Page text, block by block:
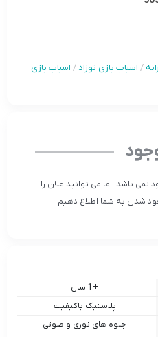
/ اسباب بازی نوزاد / اسباب بازی
باشد، اما می توانیداعلان را
شدن به شما اطلاع دهیم
+1 سال
پلاستیک باکیفیت
جلوه های نوری و صوتی